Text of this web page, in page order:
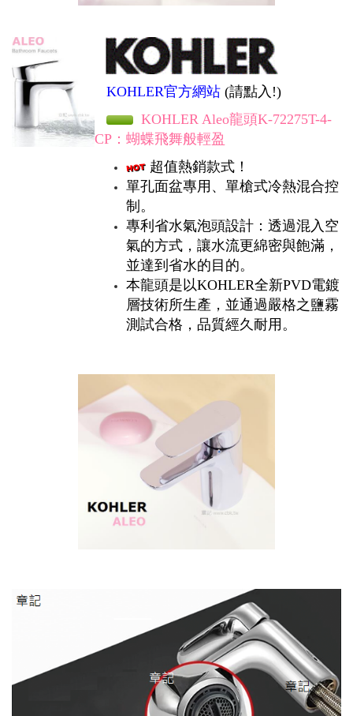
KOHLER官方網站 (請點入!)
KOHLER Aleo龍頭K-72275T-4-
CP： 蝴蝶飛舞般輕盈
超值熱銷款式！
單孔面盆專用、單槍式冷熱混合控
制。
專利省水氣泡頭設計：透過混入空
氣的方式，讓水流更綿密與飽滿，
並達到省水的目的。
本龍頭是以KOHLER全新PVD電鍍
層技術所生產，並通過嚴格之鹽霧
測試合格，品質經久耐用。